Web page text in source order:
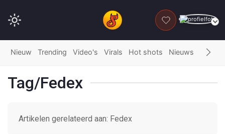
DONEER
Nieuw Trending Video's Virals Hot shots Nieuws Fails
Tag/Fedex
Artikelen gerelateerd aan: Fedex